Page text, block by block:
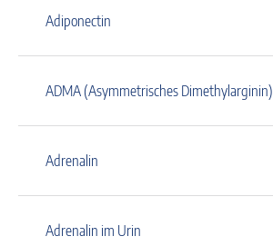
Adiponectin
ADMA (Asymmetrisches Dimethylarginin)
Adrenalin
Adrenalin im Urin